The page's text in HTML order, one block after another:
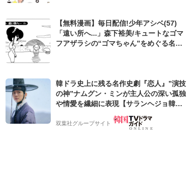
【無料漫画】毎日配信!少年アシベ(57)
「遠い所へ...」森下裕美/キュートなゴマ
フアザラシの“ゴマちゃん”をめぐる名作
韓ドラ史上に残る名作史劇『恋人』”演技
の神”ナムグン・ミンが主人公の深い孤独
や情愛を繊細に表現【サランヘジョ韓ド
双葉社グループサイト